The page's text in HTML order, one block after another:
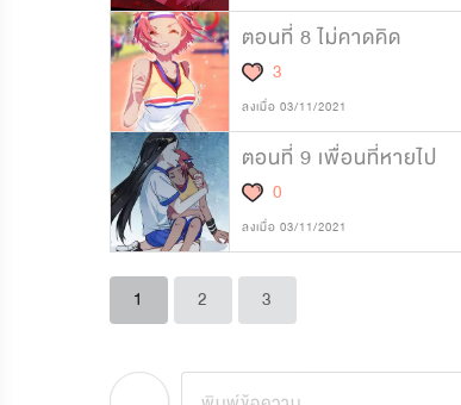
ตอนที่ 8 ไม่คาดคิด
3
ลงเมื่อ 03/11/2021
ตอนที่ 9 เพื่อนที่หายไป
0
ลงเมื่อ 03/11/2021
1 2 3